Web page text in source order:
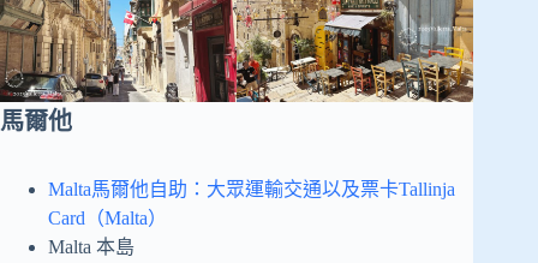
馬爾他
Malta馬爾他自助：大眾運輸交通以及票卡Tallinja
Card（Malta）
Malta 本島